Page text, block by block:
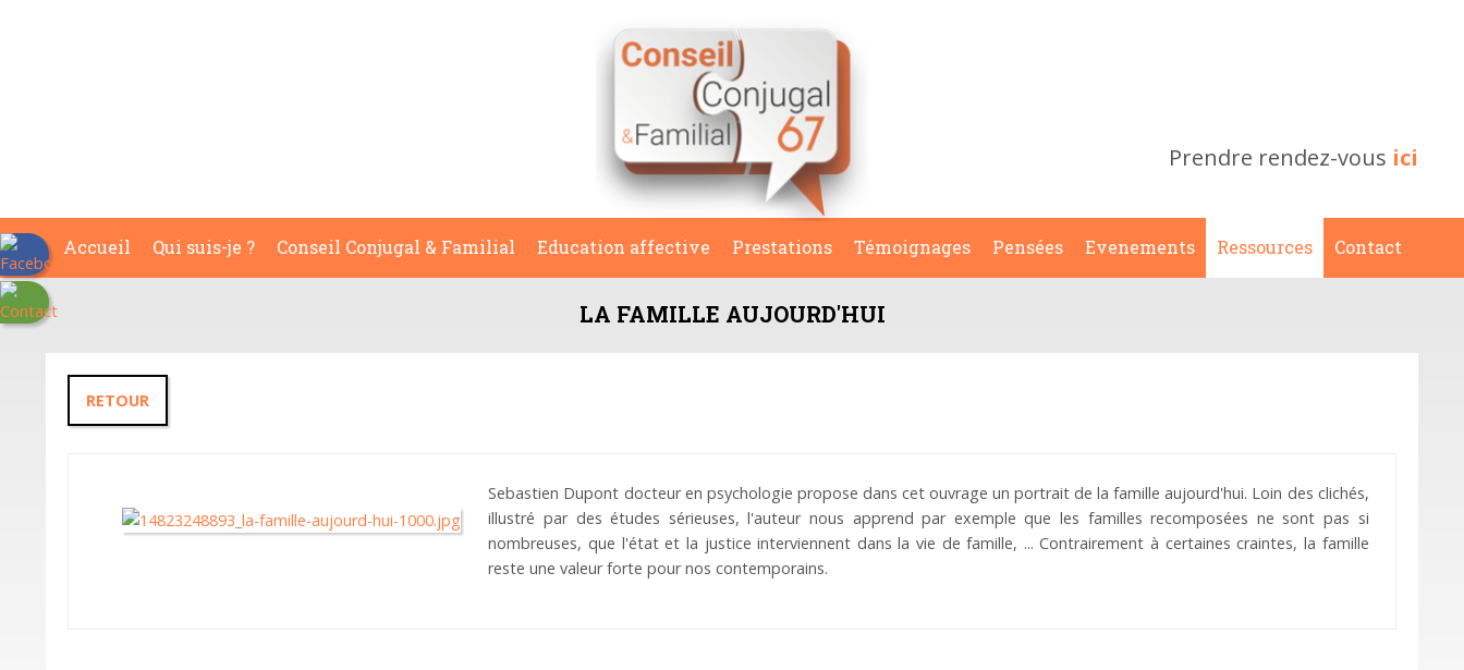
Prendre rendez-vous ici
Accueil Qui suis-je ? Conseil Conjugal & Familial Education affective Prestations Témoignages Pensées Evenements Ressources Contact
LA FAMILLE AUJOURD'HUI
RETOUR
Sebastien Dupont docteur en psychologie propose dans cet ouvrage un portrait de la famille aujourd'hui. Loin des clichés,
illustré par des études sérieuses, l'auteur nous apprend par exemple que les familles recomposées ne sont pas si
nombreuses, que l'état et la justice interviennent dans la vie de famille, ... Contrairement à certaines craintes, la famille
reste une valeur forte pour nos contemporains.